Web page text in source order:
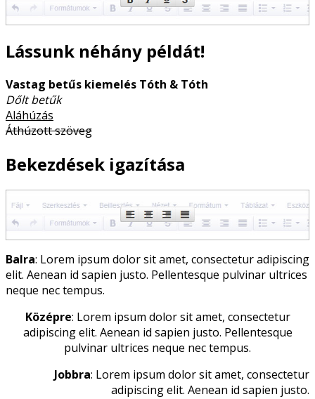
Lássunk néhány példát!
Vastag betűs kiemelés Tóth & Tóth
Dőlt betűk
Aláhúzás
Áthúzott szöveg
Bekezdések igazítása
Balra: Lorem ipsum dolor sit amet, consectetur adipiscing
elit. Aenean id sapien justo. Pellentesque pulvinar ultrices
neque nec tempus.
Középre: Lorem ipsum dolor sit amet, consectetur
adipiscing elit. Aenean id sapien justo. Pellentesque
pulvinar ultrices neque nec tempus.
Jobbra: Lorem ipsum dolor sit amet, consectetur
adipiscing elit. Aenean id sapien justo.